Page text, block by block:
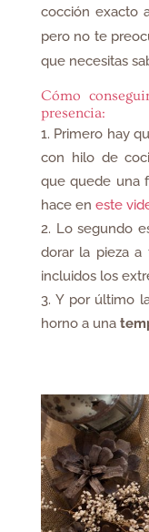
cocción exacto
pero no te
que necesitas
Cómo
presencia:
Primero hay
con hilo de
que quede una
hace en este
Lo segundo
dorar la pieza a
incluidos los
Y por último
horno a una